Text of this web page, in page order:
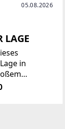
05.08.2026
LAGE
in
in sehr
Die